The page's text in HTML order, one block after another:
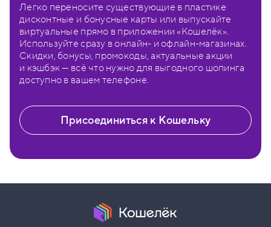
Легко переносите существующие в пластике
дисконтные и бонусные карты или выпускайте
виртуальные прямо в приложении «Кошелёк».
Используйте сразу в онлайн- и офлайн-магазинах.
Скидки, бонусы, промокоды, актуальные акции
и кэшбэк — всё что нужно для выгодного шопинга
доступно в вашем телефоне.
Присоединиться к Кошельку